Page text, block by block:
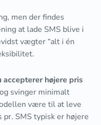
men der findes
at lade SMS blive i
vægter “alt i én
højere pris
svinger minimalt
være til at leve
SMS typisk er højere